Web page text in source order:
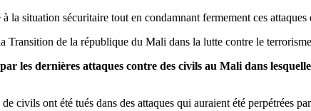
la situation sécuritaire tout en condamnant fermement ces
Transition de la république du Mali dans la lutte contre le
les dernières attaques contre des civils au Mali dans
civils ont été tués dans des attaques qui auraient été perpétrées